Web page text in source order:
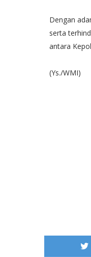
Dengan
serta
antara
(Ys./WMI)